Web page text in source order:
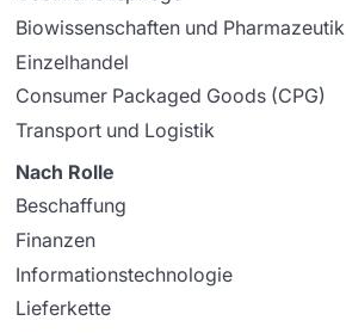
Biowissenschaften und Pharmazeutik
Einzelhandel
Consumer Packaged Goods (CPG)
Transport und Logistik
Nach Rolle
Beschaffung
Finanzen
Informationstechnologie
Lieferkette